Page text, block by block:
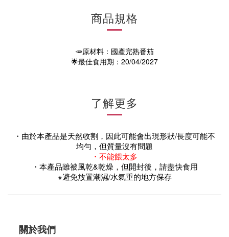
商品規格
🥕原材料：國產完熟番茄
🌟最佳食用期：20/04/2027
了解更多
・由於本產品是天然收割，因此可能會出現形狀/長度可能不
均勻，但質量沒有問題
・ 不能餵太多
・本產品雖被風乾&乾燥，但開封後，請盡快食用
※避免放置潮濕/水氣重的地方保存
關於我們